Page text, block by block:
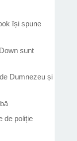
își spune
sunt
Dumnezeu și
de poliție